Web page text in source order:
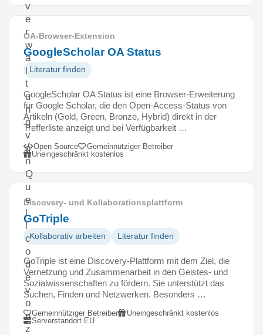
v
e
r
w
a
l
t
u
n
g
v
o
n
Q
u
e
l
l
c
o
d
e
v
o
n
z
OA-Browser-Extension
GoogleScholar OA Status
Literatur finden
GoogleScholar OA Status ist eine Browser-Erweiterung
für Google Scholar, die den Open-Access-Status von
Artikeln (Gold, Green, Bronze, Hybrid) direkt in der
Trefferliste anzeigt und bei Verfügbarkeit …
Open Source
Gemeinnütziger Betreiber
Uneingeschränkt kostenlos
Discovery- und Kollaborationsplattform
GoTriple
Kollaborativ arbeiten Literatur finden
GoTriple ist eine Discovery-Plattform mit dem Ziel, die
Vernetzung und Zusammenarbeit in den Geistes- und
Sozialwissenschaften zu fördern. Sie unterstützt das
Suchen, Finden und Netzwerken. Besonders …
Gemeinnütziger Betreiber
Uneingeschränkt kostenlos
Serverstandort EU